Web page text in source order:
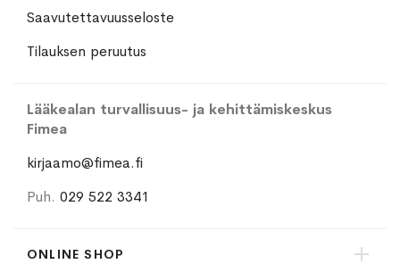
Saavutettavuusseloste
Tilauksen peruutus
Lääkealan turvallisuus- ja kehittämiskeskus
Fimea
kirjaamo@fimea.fi
Puh. 029 522 3341
ONLINE SHOP